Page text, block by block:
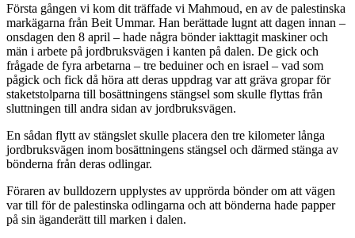
Första gången vi kom dit träffade vi Mahmoud, en av de palestinska
markägarna från Beit Ummar. Han berättade lugnt att dagen innan –
onsdagen den 8 april – hade några bönder iakttagit maskiner och
män i arbete på jordbruksvägen i kanten på dalen. De gick och
frågade de fyra arbetarna – tre beduiner och en israel – vad som
pågick och fick då höra att deras uppdrag var att gräva gropar för
staketstolparna till bosättningens stängsel som skulle flyttas från
sluttningen till andra sidan av jordbruksvägen.
En sådan flytt av stängslet skulle placera den tre kilometer långa
jordbruksvägen inom bosättningens stängsel och därmed stänga av
bönderna från deras odlingar.
Föraren av bulldozern upplystes av upprörda bönder om att vägen
var till för de palestinska odlingarna och att bönderna hade papper
på sin äganderätt till marken i dalen.